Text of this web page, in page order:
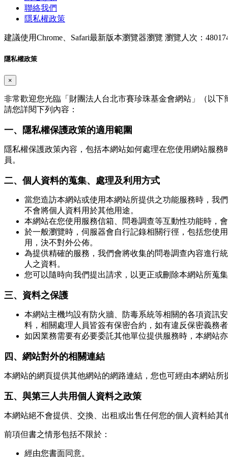
聯絡我們
隱私權政策
建議使用Chrome、Safari最新版本瀏覽器瀏覽 瀏覽人次：
隱私權政策
×
非常歡迎您光臨「財團法人台北市賽珍珠基金會網站」（以
請您詳閱下列內容：
一、隱私權保護政策的適用範圍
隱私權保護政策內容，包括本網站如何處理在您使用網站服
員。
二、個人資料的蒐集、處理及利用方式
當您造訪本網站或使用本網站所提供之功能服務時，我
不會將個人資料用於其他用途。
本網站在您使用服務信箱、問卷調查等互動性功能時，
於一般瀏覽時，伺服器會自行記錄相關行徑，包括您使
用，決不對外公佈。
為提供精確的服務，我們會將收集的問卷調查內容進行
人之資料。
您可以隨時向我們提出請求，以更正或刪除本網站所蒐
三、資料之保護
本網站主機均設有防火牆、防毒系統等相關的各項資訊
料，相關處理人員皆簽有保密合約，如有違反保密義務
如因業務需要有必要委託其他單位提供服務時，本網站
四、網站對外的相關連結
本網站的網頁提供其他網站的網路連結，您也可經由本網站
五、與第三人共用個人資料之政策
本網站絕不會提供、交換、出租或出售任何您的個人資料給
前項但書之情形包括不限於：
經由您書面同意。